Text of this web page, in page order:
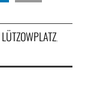
LÜTZOWPLATZ,